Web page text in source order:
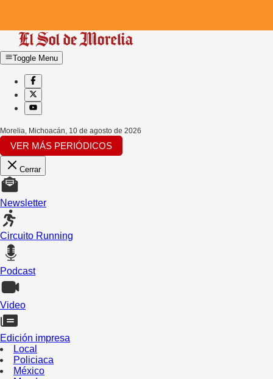
Toggle Menu
Morelia, Michoacán, 10 de agosto de 2026
VER MÁS PERIÓDICOS
Cerrar
Newsletter
Circuito Running
Podcast
Video
Edición impresa
Local
Policiaca
México